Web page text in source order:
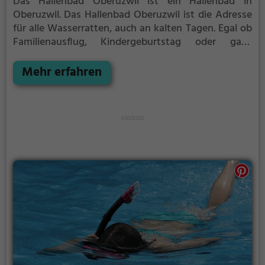
Oberuzwil. Das Hallenbad Oberuzwil ist die Adresse
für alle Wasserratten, auch an kalten Tagen. Egal ob
Familienausflug, Kindergeburtstag oder ganz
kommt jeder auf seine Kosten.
Mehr erfahren